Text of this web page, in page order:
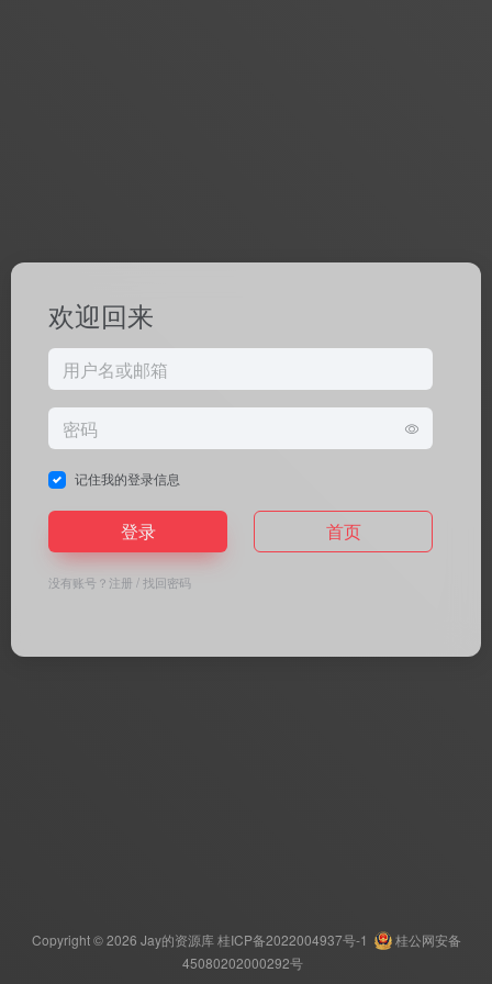
欢迎回来
记住我的登录信息
登录 首页
没有账号？ 注册 /找回密码
Copyright © 2026 Jay的资源库 桂ICP备2022004937号-1
桂公网安备
45080202000292号